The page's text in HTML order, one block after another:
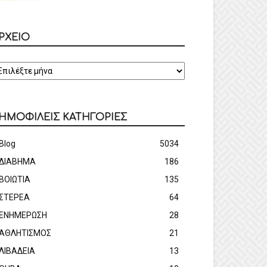
ΚΑΤΗΓΟΡΙΕΣ
Blog
5034
186
ΒΟΙΩΤΙΑ
135
64
ΕΝΗΜΕΡΩΣΗ
28
21
13